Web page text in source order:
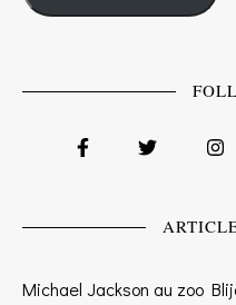
Michael Jackson au zoo